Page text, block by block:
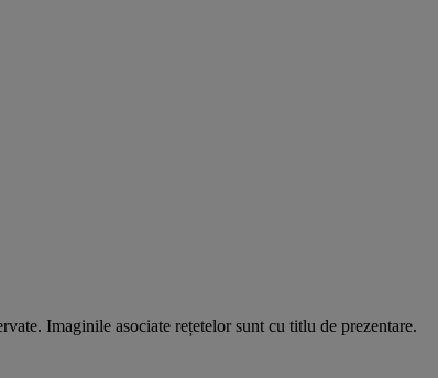
Imaginile asociate rețetelor sunt cu titlu de prezentare.